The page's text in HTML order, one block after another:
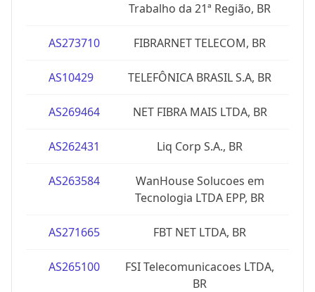
Trabalho da 21ª Região, BR
AS273710 FIBRARNET TELECOM, BR
AS10429 TELEFÔNICA BRASIL S.A, BR
AS269464 NET FIBRA MAIS LTDA, BR
AS262431 Liq Corp S.A., BR
AS263584
WanHouse Solucoes em
Tecnologia LTDA EPP, BR
AS271665 FBT NET LTDA, BR
AS265100
FSI Telecomunicacoes LTDA,
BR